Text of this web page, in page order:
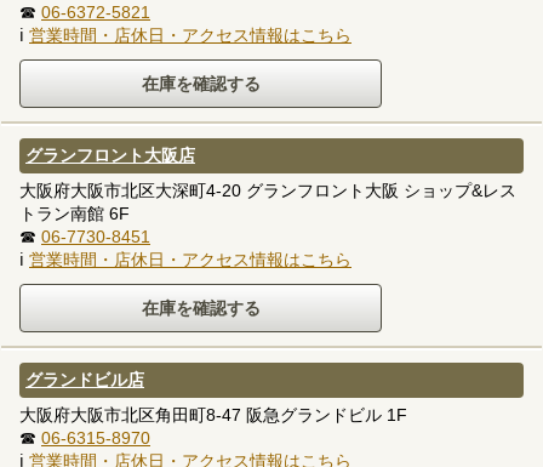
☎ 06-6372-5821
ℹ 営業時間・店休日・アクセス情報はこちら
グランフロント大阪店
大阪府大阪市北区大深町4-20 グランフロント大阪 ショップ&レス
トラン南館 6F
☎ 06-7730-8451
ℹ 営業時間・店休日・アクセス情報はこちら
グランドビル店
大阪府大阪市北区角田町8-47 阪急グランドビル 1F
☎ 06-6315-8970
ℹ 営業時間・店休日・アクセス情報はこちら